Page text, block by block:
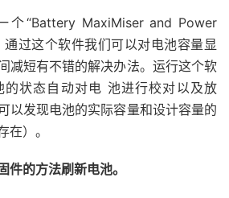
个“Battery MaxiMiser and Power
通过这个软件我们可以对电池容量显
减短有不错的解决办法。运行这个软
的状态自动对电 池进行校对以及放
以发现电池的实际容量和设计容量的
在）。
的方法刷新电池。